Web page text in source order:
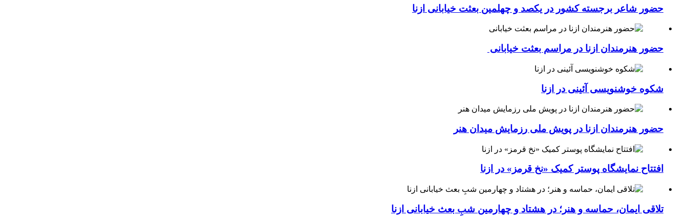
حضور شاعر برجسته کشور در یکصد و چهلمین بعثت خیابانی ازنا
حضور هنرمندان ازنا در مراسم بعثت خیابانی
شکوه خوشنویسی آئینی در ازنا
حضور هنرمندان ازنا در پویش ملی رزمایش میدان هنر
افتتاح نمایشگاه پوستر کمیک «نخ قرمز» در ازنا
تلاقی ایمان، حماسه و هنر؛ در هشتاد و چهارمین شبِ بعث خیابانی ازنا